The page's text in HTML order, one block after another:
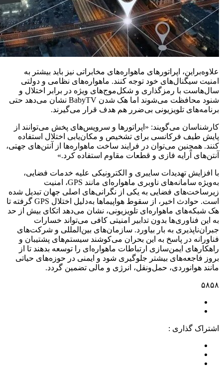
علاوه‌براین، اپراتورهای ماهواره‌های مخابراتی نیز باید بیشتر به
امنیت سیگنال‌های خود توجه کنند. ماهواره‌های نظامی و دولتی
سال‌هاست با رمزگذاری و شکل‌موج‌های ویژه در برابر اختلال و
شنود محافظت می‌شوند اما هک شدن BabyTV نشان می‌دهد حتی
برنامه‌های تلویزیونی بی‌ضرر هم هدف قرار می‌گیرند.
کارشناسان می‌گویند: «اپراتورها و سرویس‌های پخش می‌توانند از
پایش طیف فرکانسی برای تشخیص و مکان‌یابی اختلال استفاده
کنند. همچنین می‌توان در فرایند ساخت ماهواره‌ها از آنتن‌های جهتی،
آنتن‌های آرایه فازی و قطعات مقاوم استفاده کرد.»
با افزایش تهدیدات سایبری و الکترونیکی علیه خدمات فضایی،
به‌ویژه سامانه‌های ناوبری ماهواره‌ای مانند GPS، امنیت
زیرساخت‌های فضایی به یکی از نگرانی‌های اصلی جهان تبدیل شده
است. حوادث اخیر، از سقوط هواپیماها به‌دلیل اختلال GPS گرفته تا
هک شبکه‌های ماهواره‌ای تلویزیونی، نشان می‌دهد اتکای بیش از حد
به این فناوری‌ها بدون تدابیر امنیتی کافی می‌تواند خسارات
جبران‌ناپذیری به بار بیاورد. سازمان‌های بین‌المللی و شرکت‌های
فناورانه در پاسخ به این بحران می‌کوشند سیستم‌های پشتیبان و
راهکارهای ایمن‌سازی ارتباطات ماهواره‌ای را توسعه بدهند تا از
بروز فاجعه‌های بیشتر جلوگیری شود و ایمنی در حوزه‌های حیاتی
مانند هوانوردی، حمل‌ونقل، انرژی و مالی تضمین گردد.
۵۸۵۸
اشتراک گذاری :